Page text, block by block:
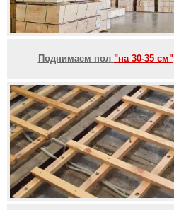
Поднимаем пол "на 30-35 см"